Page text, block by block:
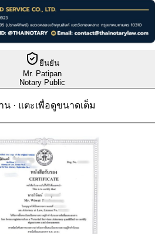
ยืนยัน
Mr. Patipan
Notary Public
· แตะเพื่อดูขนาดเต็ม